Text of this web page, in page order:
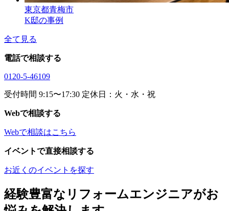
東京都青梅市
K邸の事例
全て見る
電話で相談する
0120-5-46109
受付時間 9:15〜17:30 定休日：火・水・祝
Webで相談する
Webで相談はこちら
イベントで直接相談する
お近くのイベントを探す
経験豊富なリフォームエンジニアがお